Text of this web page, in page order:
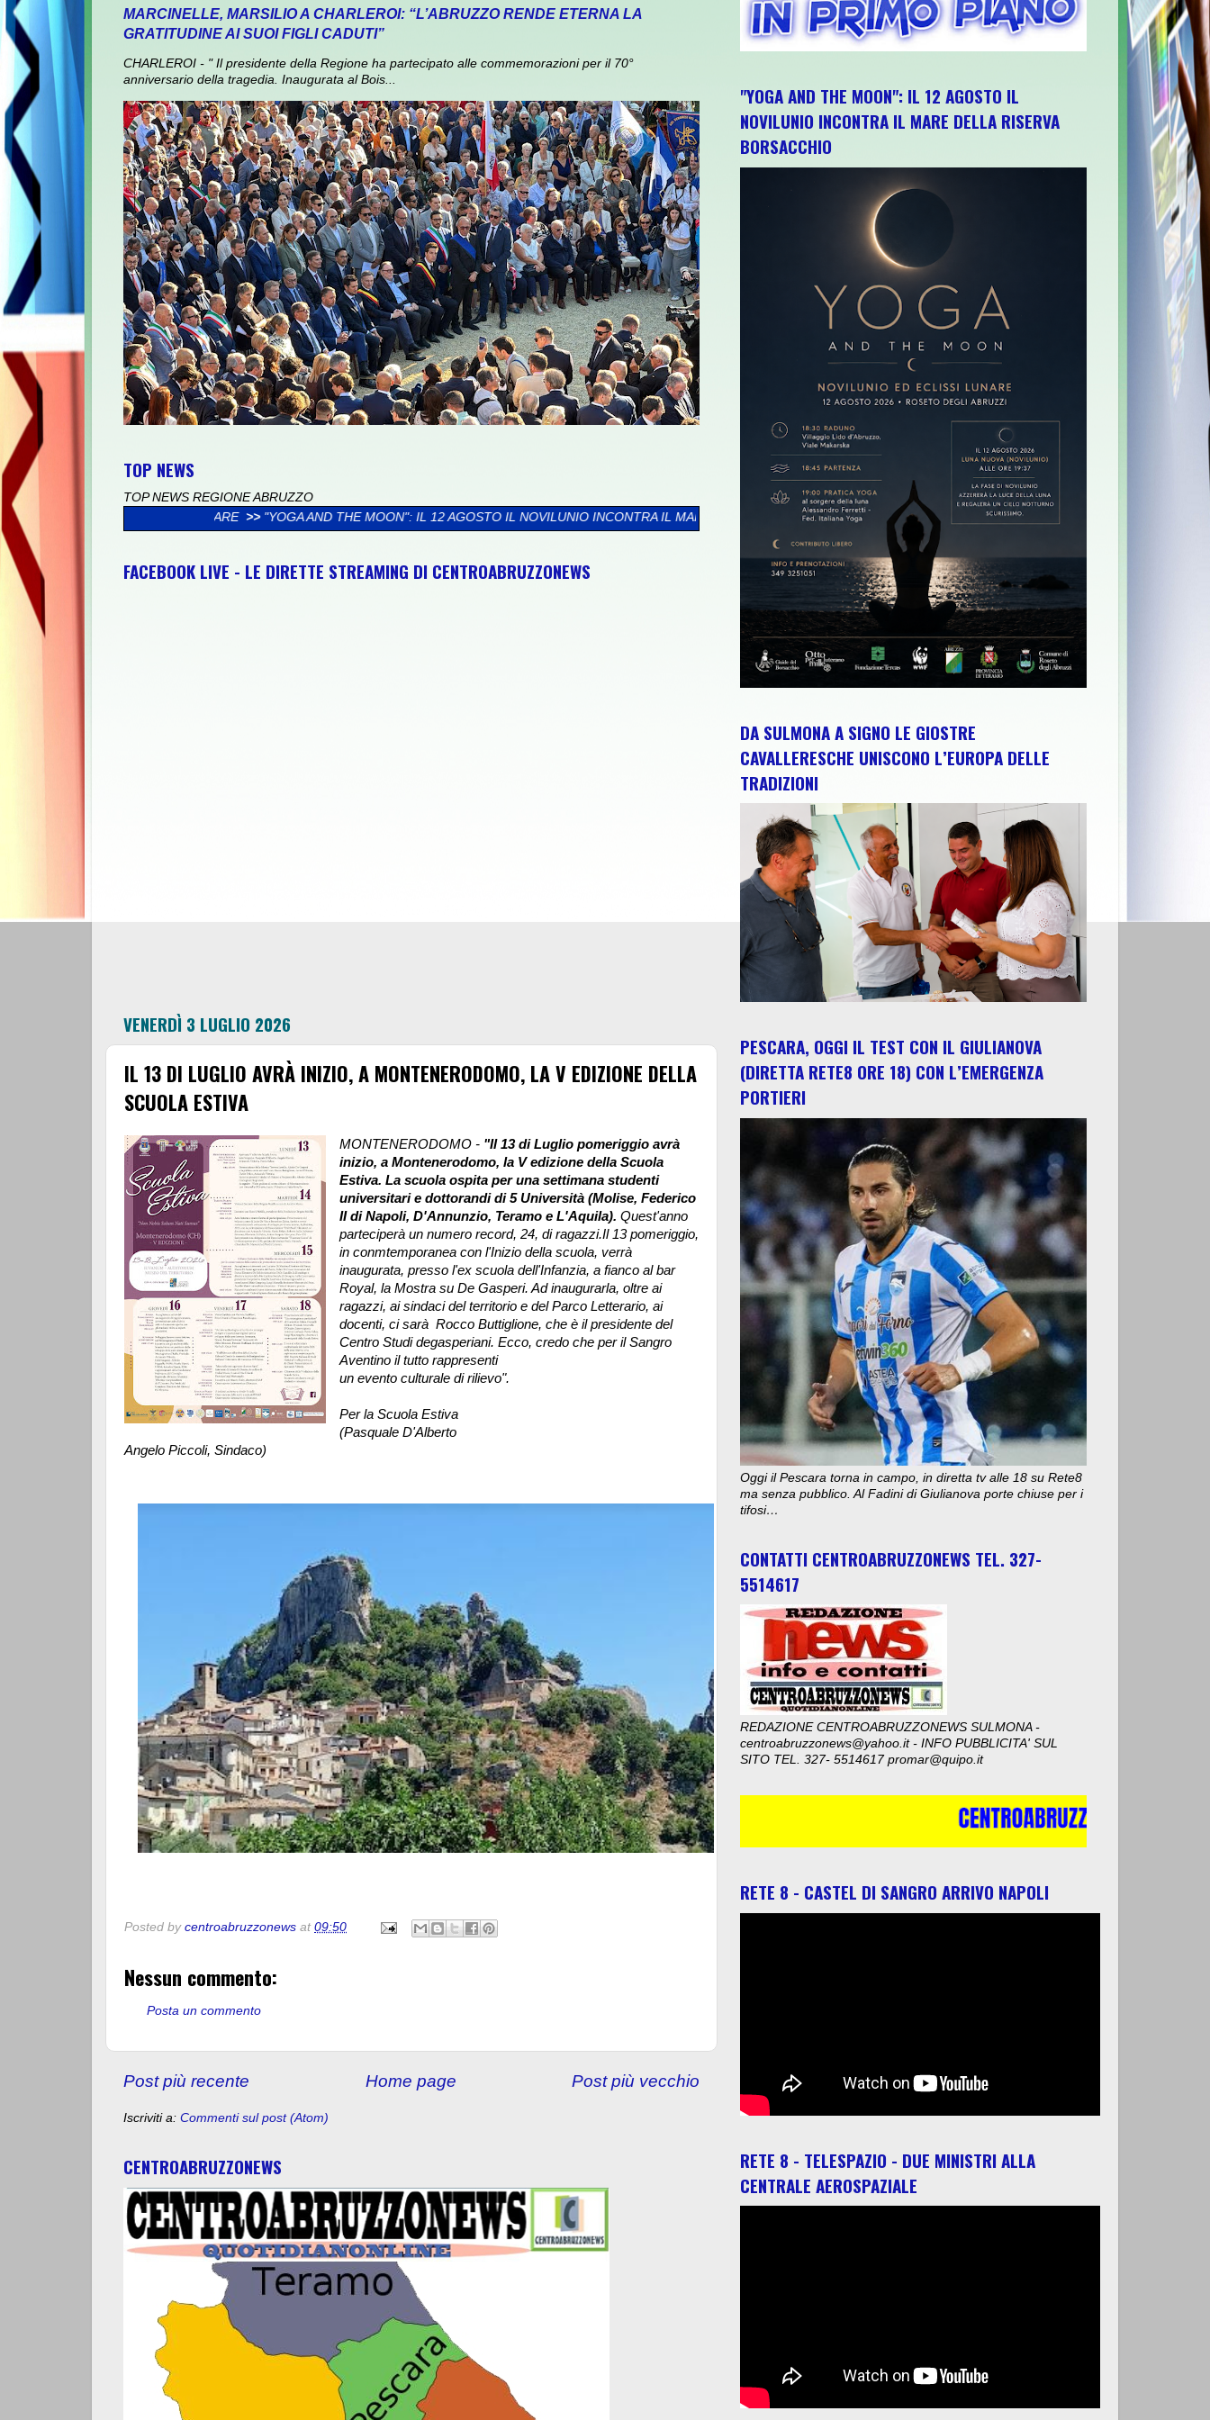
MARCINELLE, MARSILIO A CHARLEROI: “L’ABRUZZO RENDE ETERNA LA
GRATITUDINE AI SUOI FIGLI CADUTI”
CHARLEROI - " Il presidente della Regione ha partecipato alle commemorazioni per il 70°
anniversario della tragedia. Inaugurata al Bois...
TOP NEWS
TOP NEWS REGIONE ABRUZZO
AL MARE
"YOGA AND THE MOON": IL 12 AGOSTO IL NOVILUNIO INCONTRA IL MARE DELLA RISERVA BORSACCHIO PRESSO IL PALAZZO VALIGNANI DI TORREVECCHIA TEATINA SI
FACEBOOK LIVE - LE DIRETTE STREAMING DI CENTROABRUZZONEWS
VENERDÌ 3 LUGLIO 2026
IL 13 DI LUGLIO AVRÀ INIZIO, A MONTENERODOMO, LA V EDIZIONE DELLA
SCUOLA ESTIVA
MONTENERODOMO - "Il 13 di Luglio pomeriggio avrà
inizio, a Montenerodomo, la V edizione della Scuola
Estiva. La scuola ospita per una settimana studenti
universitari e dottorandi di 5 Università (Molise, Federico
II di Napoli, D'Annunzio, Teramo e L'Aquila). Quest'anno
parteciperà un numero record, 24, di ragazzi.Il 13 pomeriggio,
in conmtemporanea con l'Inizio della scuola, verrà
inaugurata, presso l'ex scuola dell'Infanzia, a fianco al bar
Royal, la Mostra su De Gasperi. Ad inaugurarla, oltre ai
ragazzi, ai sindaci del territorio e del Parco Letterario, ai
docenti, ci sarà Rocco Buttiglione, che è il presidente del
Centro Studi degasperiani. Ecco, credo che per il Sangro
Aventino il tutto rappresenti
un evento culturale di rilievo".
Per la Scuola Estiva
(Pasquale D'Alberto
Angelo Piccoli, Sindaco)
Posted by centroabruzzonews at 09:50
Nessun commento:
Posta un commento
Post più recente Post più vecchio
Home page
Iscriviti a: Commenti sul post (Atom)
CENTROABRUZZONEWS
"YOGA AND THE MOON": IL 12 AGOSTO IL
NOVILUNIO INCONTRA IL MARE DELLA RISERVA
BORSACCHIO
DA SULMONA A SIGNO LE GIOSTRE
CAVALLERESCHE UNISCONO L’EUROPA DELLE
TRADIZIONI
PESCARA, OGGI IL TEST CON IL GIULIANOVA
(DIRETTA RETE8 ORE 18) CON L’EMERGENZA
PORTIERI
Oggi il Pescara torna in campo, in diretta tv alle 18 su Rete8
ma senza pubblico. Al Fadini di Giulianova porte chiuse per i
tifosi…
CONTATTI CENTROABRUZZONEWS TEL. 327-
5514617
REDAZIONE CENTROABRUZZONEWS SULMONA -
centroabruzzonews@yahoo.it - INFO PUBBLICITA' SUL
SITO TEL. 327- 5514617 promar@quipo.it
RETE 8 - CASTEL DI SANGRO ARRIVO NAPOLI
RETE 8 - TELESPAZIO - DUE MINISTRI ALLA
CENTRALE AEROSPAZIALE